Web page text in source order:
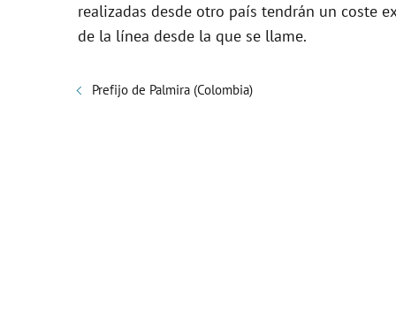
realizadas desde otro país tendrán un coste
de la línea desde la que se llame.
Prefijo de Palmira (Colombia)